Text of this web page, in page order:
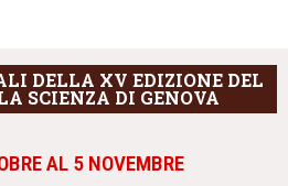
DELLA XV EDIZIONE DEL
SCIENZA DI GENOVA
AL 5 NOVEMBRE